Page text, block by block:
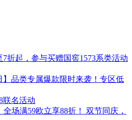
折起，参与买赠国窖1573系类活动
】品类专属爆款限时来袭！专区低
联名活动
场满59欧立享88折！ 双节同庆，